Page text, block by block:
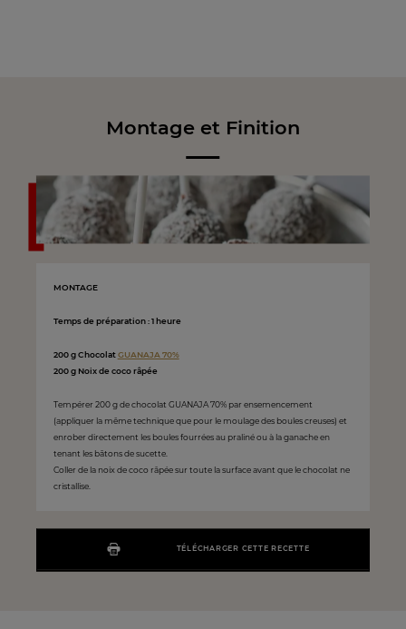
Montage et Finition
TÉLÉCHARGER CETTE RECETTE
MONTAGE
Temps de préparation : 1 heure
200 g ChocolatGUANAJA 70%
200 g Noix de coco râpée
Tempérer 200 g de chocolat GUANAJA 70% par ensemencement
(appliquer la même technique que pour le moulage des boules creuses) et
enrober directement les boules fourrées au praliné ou à la ganache en
tenant les bâtons de sucette.
Coller de la noix de coco râpée sur toute la surface avant que le chocolat ne
cristallise.